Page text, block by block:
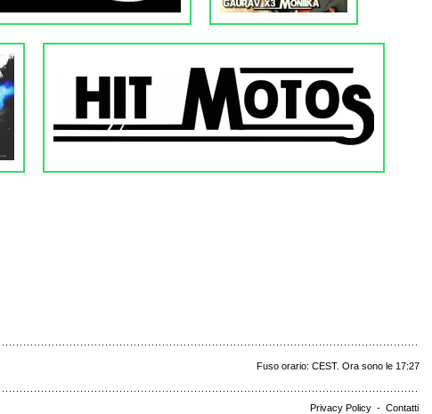
Fuso orario: CEST. Ora sono le 17:27
Privacy Policy - Contatti